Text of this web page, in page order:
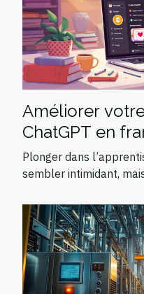
Améliorer
ChatGPT en
techniques
Plonger dans
sembler intimidant,